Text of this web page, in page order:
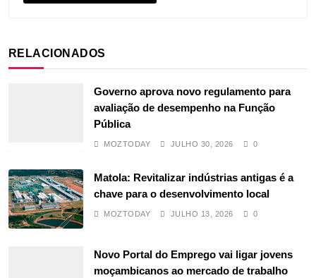
RELACIONADOS
Governo aprova novo regulamento para
avaliação de desempenho na Função
Pública
MOZTODAY JULHO 30, 2026 0
Matola: Revitalizar indústrias antigas é a
chave para o desenvolvimento local
MOZTODAY JULHO 13, 2026 0
Novo Portal do Emprego vai ligar jovens
moçambicanos ao mercado de trabalho